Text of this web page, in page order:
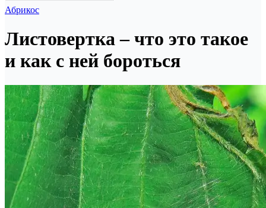
Абрикос
Листовертка – что это такое
и как с ней бороться